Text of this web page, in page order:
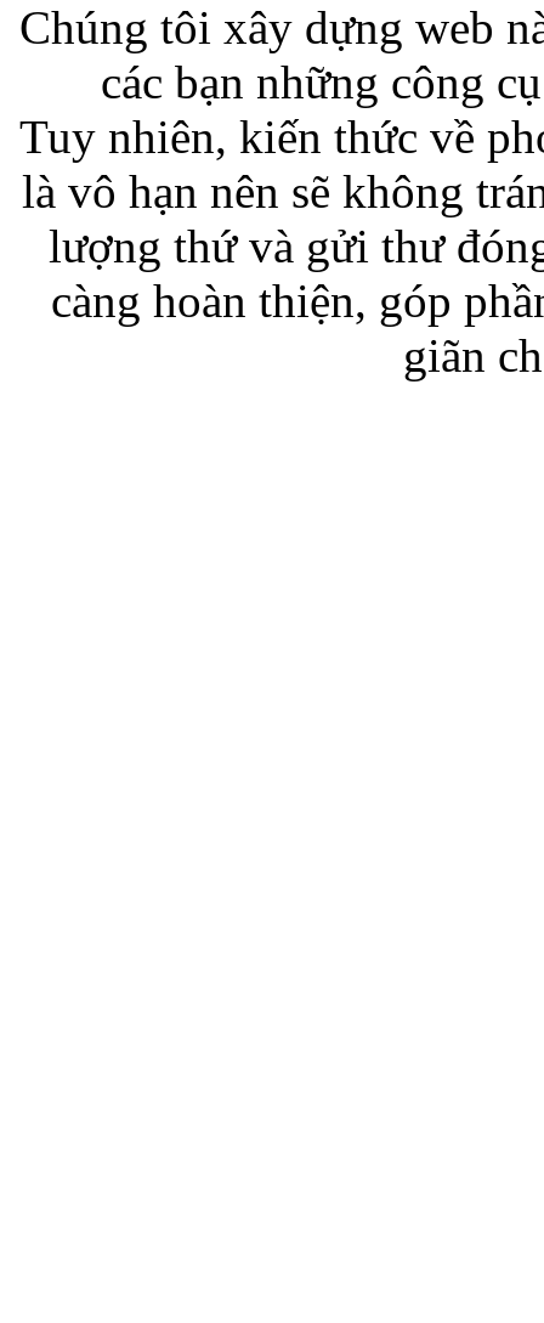
Chúng tôi xây dựng web
các bạn những công
Tuy nhiên, kiến thức về
là vô hạn nên sẽ không
lượng thứ và gửi thư
càng hoàn thiện, góp
giãn